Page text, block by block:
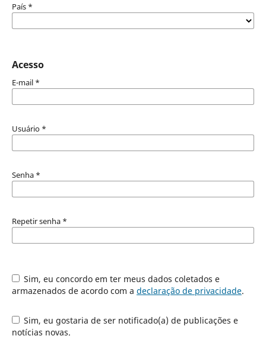
País *
Acesso
E-mail *
Usuário *
Senha *
Repetir senha *
Sim, eu concordo em ter meus dados coletados e
armazenados de acordo com a declaração de privacidade.
Sim, eu gostaria de ser notificado(a) de publicações e
notícias novas.